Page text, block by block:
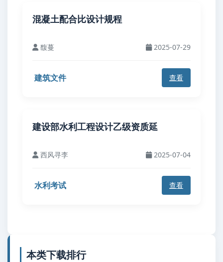
混凝土配合比设计规程
馥蔓 2025-07-29
建筑文件 查看
建设部水利工程设计乙级资质延
西风寻李 2025-07-04
水利考试 查看
本类下载排行